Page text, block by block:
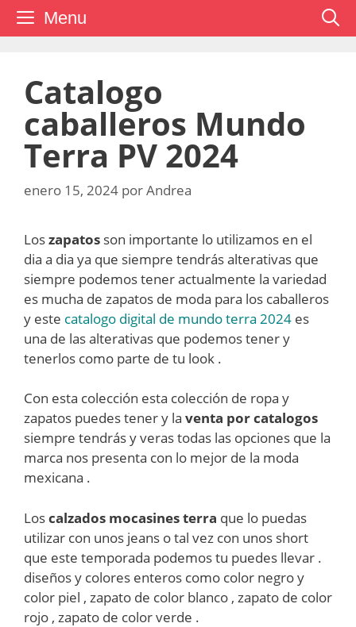
Saltar Menu
Catalogo
caballeros Mundo
Terra PV 2024
enero 15, 2024 porAndrea
Loszapatos son importante lo utilizamos en el
dia a dia ya que siempre tendrás alterativas que
siempre podemos tener actualmente la variedad
es mucha de zapatos de moda para los caballeros
y este catalogo digital de mundo terra 2024 es
una de las alterativas que podemos tener y
tenerlos como parte de tu look .
Con esta colección esta colección de ropa y
zapatos puedes tener y la venta por catalogos
siempre tendrás y veras todas las opciones que la
marca nos presenta con lo mejor de la moda
mexicana .
Loscalzados mocasines terra que lo puedas
utilizar con unos jeans o tal vez con unos short
que este temporada podemos tu puedes llevar .
diseños y colores enteros como color negro y
color piel , zapato de color blanco , zapato de color
rojo , zapato de color verde .